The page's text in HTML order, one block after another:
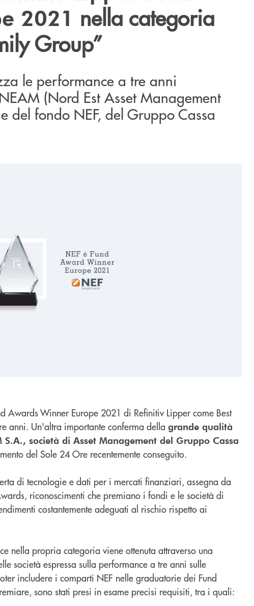
2021 nella categoria
Group”
le performance a tre anni
(Nord Est Asset Management
del fondo NEF, del Gruppo Cassa
Awards Winner Europe 2021 di Refinitiv Lipper come Best
anni. Un'altra importante conferma della grande qualità
società di Asset Management del Gruppo Cassa
del Sole 24 Ore recentemente conseguito.
di tecnologie e dati per i mercati finanziari, assegna da
riconoscimenti che premiano i fondi e le società di
costantemente adeguati al rischio rispetto ai
nella propria categoria viene ottenuta attraverso una
società espressa sulla performance a tre anni sulle
includere i comparti NEF nelle graduatorie dei Fund
sono stati presi in esame precisi requisiti, tra i quali: